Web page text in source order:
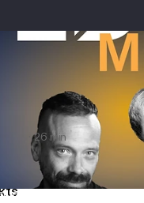
– zwischen Ideologie
Körpersprache
26 min
Asül: Heimat ist eine